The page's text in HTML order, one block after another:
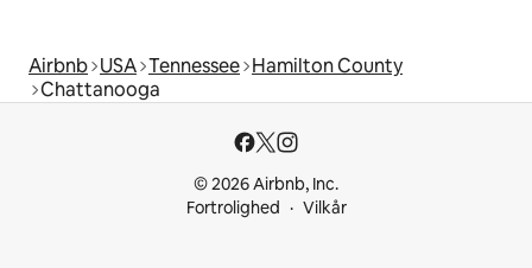
Airbnb USA Tennessee Hamilton County
Chattanooga
© 2026 Airbnb, Inc.
Fortrolighed
Vilkår